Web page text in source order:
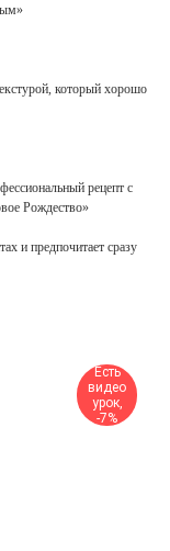
который хорошо
рецепт с
Рождество»
и предпочитает сразу
Есть
видео
урок,
-7%